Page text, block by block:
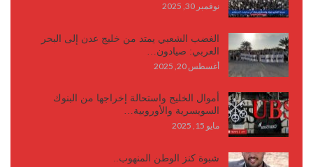
نوفمبر 30, 2025
الغضب الشعبي يمتد من خليج عدن إلى البحر
العربي: صيادون…
أغسطس 20, 2025
أموال الخليج واستحالة إخراجها من البنوك
السويسرية والأوروبية…
مايو 15, 2025
شبوة كنز الوطن المنهوب..